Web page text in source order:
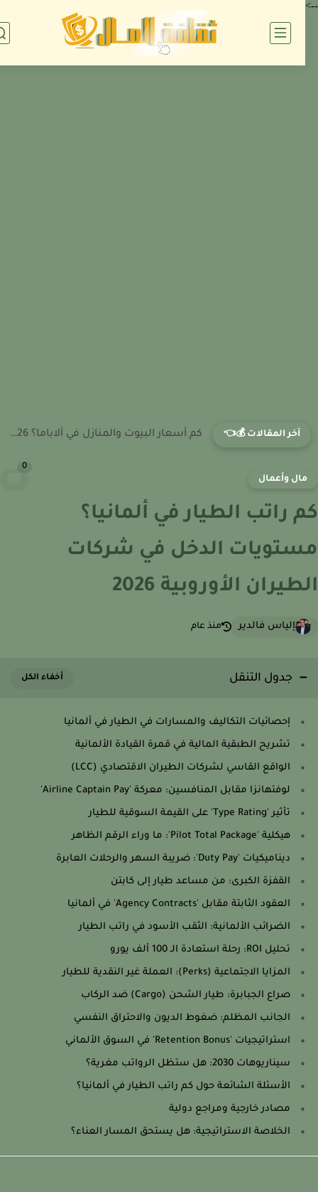
آخر المقالات 💰👈 كم أسعار البيوت والمنازل في أمريكا ؟ 2026
وأعمال
راتب الطيار في ألمانيا؟
الدخل في شركات
الأوروبية 2026
إلياس فالدير منذ عام
جدول التنقل
إحصائيات التكاليف والمسارات في الطيار في ألمانيا
تشريح الطبقية المالية في قمرة القيادة الألمانية
الواقع القاسي لشركات الطيران الاقتصادي (LCC)
لوفتهانزا مقابل المنافسين: معركة 'Airline Captain Pay'
تأثير 'Type Rating' على القيمة السوقية للطيار
هيكلية 'Pilot Total Package': ما وراء الرقم الظاهر
ديناميكيات 'Duty Pay': ضريبة السهر والرحلات العابرة
القفزة الكبرى: من مساعد طيار إلى كابتن
العقود الثابتة مقابل 'Agency Contracts' في ألمانيا
الضرائب الألمانية: الثقب الأسود في راتب الطيار
تحليل ROI: رحلة استعادة الـ 100 ألف يورو
المزايا الاجتماعية (Perks): العملة غير النقدية للطيار
صراع الجبابرة: طيار الشحن (Cargo) ضد الركاب
الجانب المظلم: ضغوط الديون والاحتراق النفسي
استراتيجيات 'Retention Bonus' في السوق الألماني
سيناريوهات 2030: هل ستظل الرواتب مغرية؟
الأسئلة الشائعة حول كم راتب الطيار في ألمانيا؟
مصادر خارجية ومراجع دولية
الخلاصة الاستراتيجية: هل يستحق المسار العناء؟